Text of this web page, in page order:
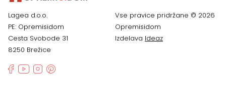
Lagea d.o.o.
PE: Opremisidom
Cesta Svobode 31
8250 Brežice
Vse pravice pridržane © 2026
Opremisidom
Izdelava Ideaz